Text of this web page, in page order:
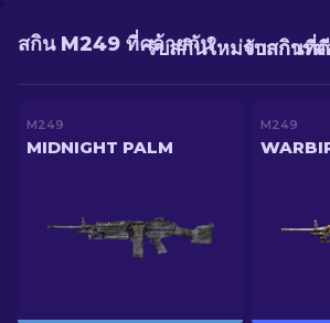
รับสกินที่
รับสกินใหม่จากการต่
สกิน M249 ที่คล้ายกัน
M249
MIDNIGHT PALM
M249